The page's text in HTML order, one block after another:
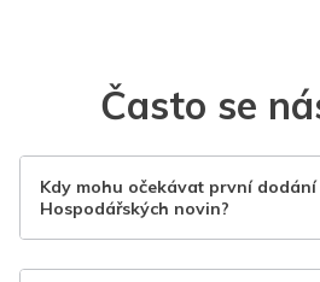
Často se
Kdy mohu očekávat první dodání
Hospodářských novin?